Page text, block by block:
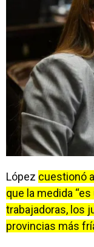
López cuestionó
que la medida
trabajadoras, los
provincias más